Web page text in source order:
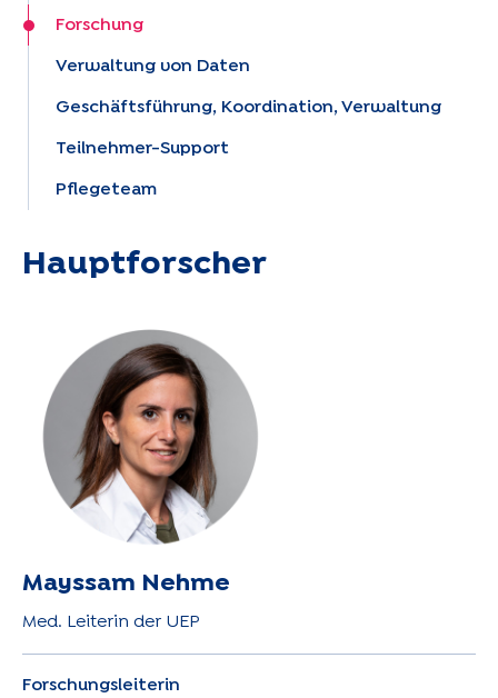
Forschung
Verwaltung von Daten
Geschäftsführung, Koordination, Verwaltung
Teilnehmer-Support
Pflegeteam
Hauptforscher
Mayssam Nehme
Med. Leiterin der UEP
Forschungsleiterin